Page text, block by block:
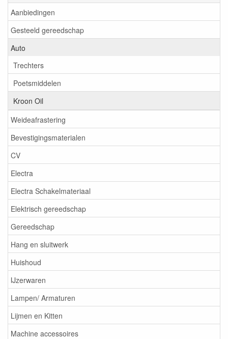
Aanbiedingen
Gesteeld gereedschap
Auto
Trechters
Poetsmiddelen
Kroon Oil
Weideafrastering
Bevestigingsmaterialen
CV
Electra
Electra Schakelmateriaal
Elektrisch gereedschap
Gereedschap
Hang en sluitwerk
Huishoud
IJzerwaren
Lampen/ Armaturen
Lijmen en Kitten
Machine accessoires